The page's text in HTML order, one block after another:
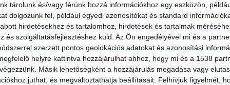
tárolunk és/vagy férünk hozzá információkhoz egy eszközön,
dolgozunk fel, például egyedi azonosítókat és standard
hirdetésekhez és tartalomhoz, hirdetések és tartalmak
és szolgáltatásfejlesztéshez küld. Az Ön engedélyével mi és a
szerzett pontos geolokációs adatokat és azonosítási
helyre kattintva hozzájárulhat ahhoz, hogy mi és a 1538
Másik lehetőségként a hozzájárulás megadása vagy
juthat, és megváltoztathatja beállításait. Felhívjuk figyelmét,
a büntetést érte” – mondta aBlikkneka
az áldozat Ady Endre utcai háza elé. Majd egy